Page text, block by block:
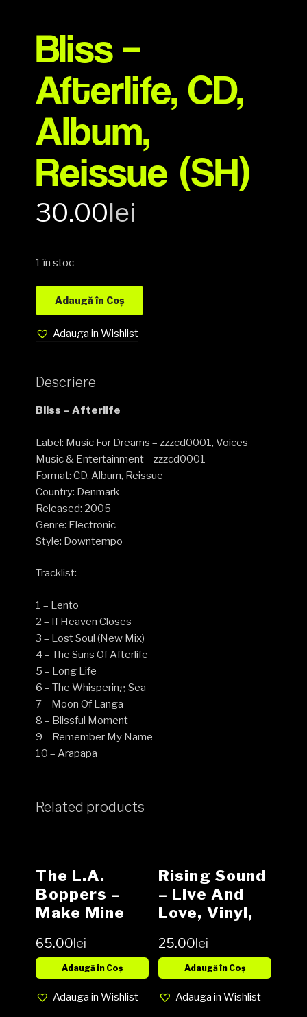
Bliss –
Afterlife, CD,
Album,
Reissue (SH)
30.00lei
1 în stoc
Adaugă în Coș
Adauga in Wishlist
Descriere
Bliss – Afterlife
Label: Music For Dreams – zzzcd0001, Voices
Music & Entertainment – zzzcd0001
Format: CD, Album, Reissue
Country: Denmark
Released: 2005
Genre: Electronic
Style: Downtempo
Tracklist:
1 – Lento
2 – If Heaven Closes
3 – Lost Soul (New Mix)
4 – The Suns Of Afterlife
5 – Long Life
6 – The Whispering Sea
7 – Moon Of Langa
8 – Blissful Moment
9 – Remember My Name
10 – Arapapa
Related products
The L.A.
Boppers ‎–
Make Mine
LP, Album
media EX
(SH)
65.00lei
Adaugă în Coș
Adauga in Wishlist
Rising Sound
– Live And
Love, Vinyl,
Cover EX
(SH)
25.00lei
Adaugă în Coș
Adauga in Wishlist